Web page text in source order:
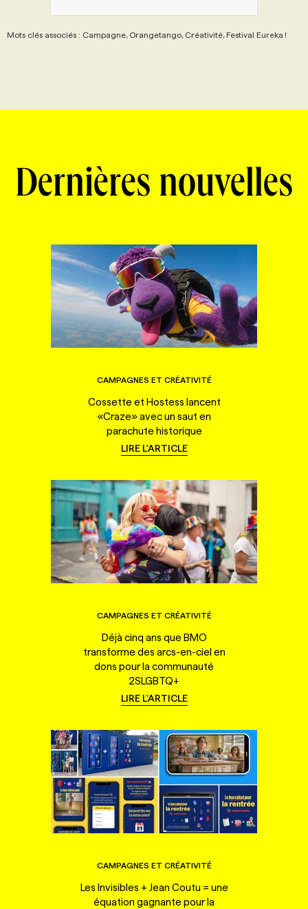
Mots clés associés : Campagne, Orangetango, Créativité, Festival Eureka !
Dernières nouvelles
CAMPAGNES ET CRÉATIVITÉ
Cossette et Hostess lancent
«Craze» avec un saut en
parachute historique
LIRE L'ARTICLE
CAMPAGNES ET CRÉATIVITÉ
Déjà cinq ans que BMO
transforme des arcs-en-ciel en
dons pour la communauté
2SLGBTQ+
LIRE L'ARTICLE
CAMPAGNES ET CRÉATIVITÉ
Les Invisibles + Jean Coutu = une
équation gagnante pour la